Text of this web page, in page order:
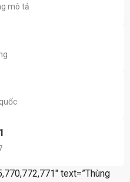
mô tả
text=”Thùng